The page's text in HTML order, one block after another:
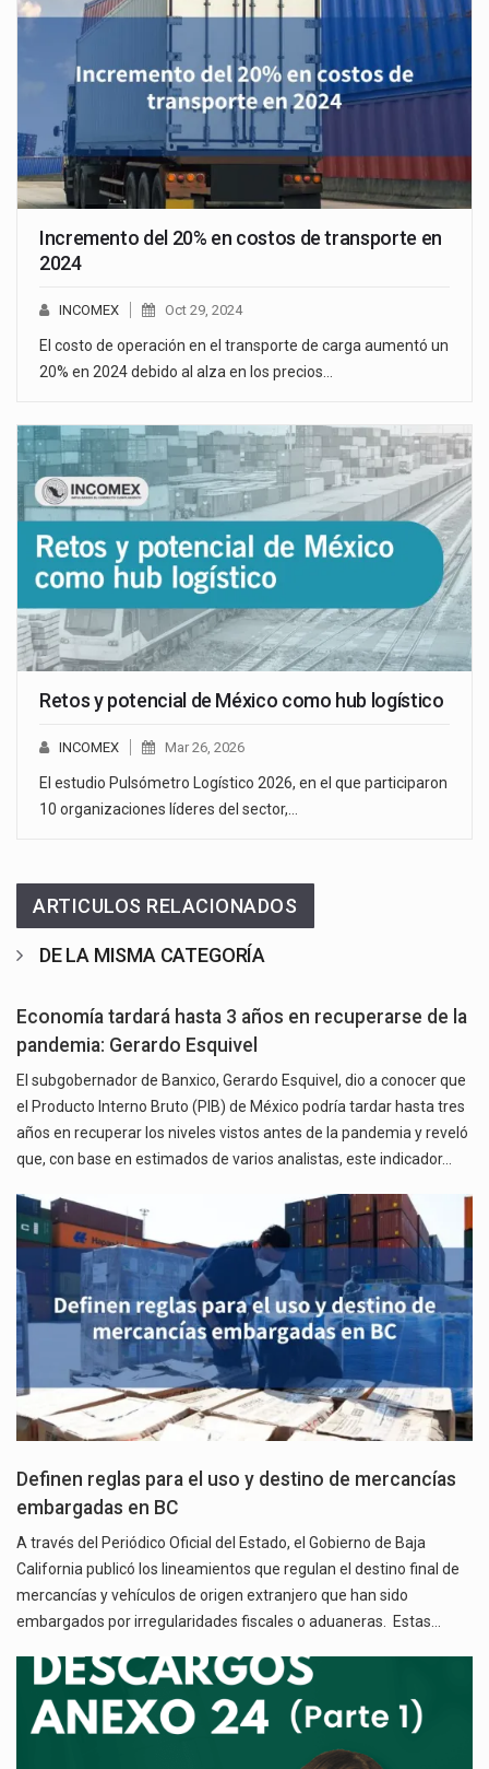
Incremento del 20% en costos de transporte en
2024
INCOMEX Oct 29, 2024
El costo de operación en el transporte de carga aumentó un
20% en 2024 debido al alza en los precios…
Retos y potencial de México como hub logístico
INCOMEX Mar 26, 2026
El estudio Pulsómetro Logístico 2026, en el que participaron
10 organizaciones líderes del sector,…
ARTICULOS RELACIONADOS
DE LA MISMA CATEGORÍA
Economía tardará hasta 3 años en recuperarse de la
pandemia: Gerardo Esquivel
El subgobernador de Banxico, Gerardo Esquivel, dio a conocer que
el Producto Interno Bruto (PIB) de México podría tardar hasta tres
años en recuperar los niveles vistos antes de la pandemia y reveló
que, con base en estimados de varios analistas, este indicador…
Definen reglas para el uso y destino de mercancías
embargadas en BC
A través del Periódico Oficial del Estado, el Gobierno de Baja
California publicó los lineamientos que regulan el destino final de
mercancías y vehículos de origen extranjero que han sido
embargados por irregularidades fiscales o aduaneras. Estas…